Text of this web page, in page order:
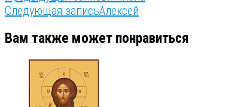
Следующая записьАлексей
Вам также может понравиться